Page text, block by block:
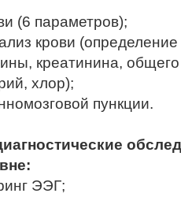
(6 параметров);
крови
креатинина, общего
хлор);
пункции.
ЭЭГ;